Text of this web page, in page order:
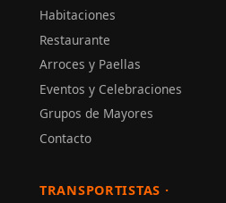
Habitaciones
Restaurante
Arroces y Paellas
Eventos y Celebraciones
Grupos de Mayores
Contacto
TRANSPORTISTAS ·